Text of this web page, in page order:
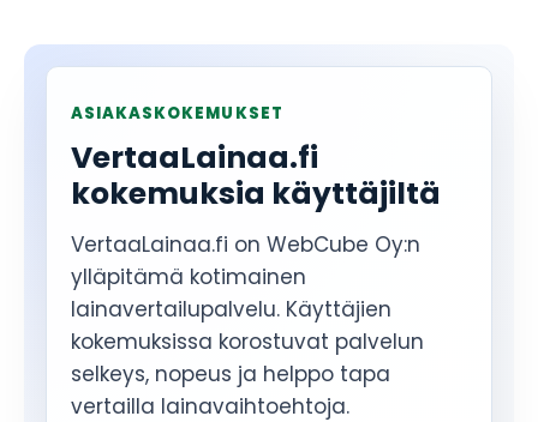
ASIAKASKOKEMUKSET
VertaaLainaa.fi
kokemuksia käyttäjiltä
VertaaLainaa.fi on WebCube Oy:n
ylläpitämä kotimainen
lainavertailupalvelu. Käyttäjien
kokemuksissa korostuvat palvelun
selkeys, nopeus ja helppo tapa
vertailla lainavaihtoehtoja.